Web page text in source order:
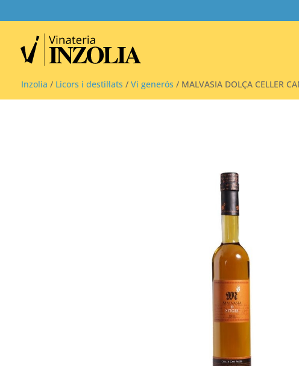
Inzolia / Licors i destil·lats / Vi generós / MALVASIA DOLÇA CELLER